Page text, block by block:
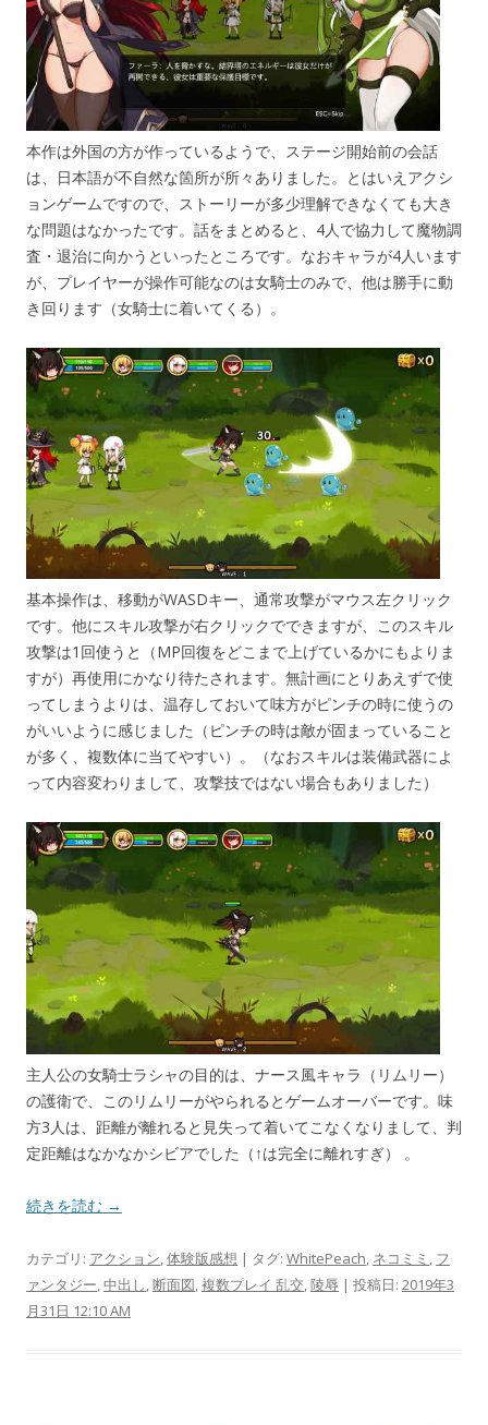
本作は外国の方が作っているようで、ステージ開始前の会話
は、日本語が不自然な箇所が所々ありました。とはいえアクシ
ョンゲームですので、ストーリーが多少理解できなくても大き
な問題はなかったです。話をまとめると、4人で協力して魔物調
査・退治に向かうといったところです。なおキャラが4人います
が、プレイヤーが操作可能なのは女騎士のみで、他は勝手に動
き回ります（女騎士に着いてくる）。
基本操作は、移動がWASDキー、通常攻撃がマウス左クリック
です。他にスキル攻撃が右クリックでできますが、このスキル
攻撃は1回使うと（MP回復をどこまで上げているかにもよりま
すが）再使用にかなり待たされます。無計画にとりあえずで使
ってしまうよりは、温存しておいて味方がピンチの時に使うの
がいいように感じました（ピンチの時は敵が固まっていること
が多く、複数体に当てやすい）。（なおスキルは装備武器によ
って内容変わりまして、攻撃技ではない場合もありました）
主人公の女騎士ラシャの目的は、ナース風キャラ（リムリー）
の護衛で、このリムリーがやられるとゲームオーバーです。味
方3人は、距離が離れると見失って着いてこなくなりまして、判
定距離はなかなかシビアでした（↑は完全に離れすぎ） 。
続きを読む →
カテゴリ: アクション,体験版感想 | タグ: WhitePeach, ネコミミ , フ
ァンタジー,中出し,断面図,複数プレイ 乱交,陵辱 | 投稿日: 2019年3
月31日 12:10 AM